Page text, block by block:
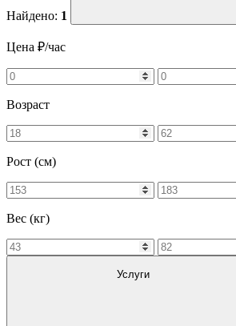
Найдено: 1
Цена ₽/час
Возраст
Рост (см)
Вес (кг)
Услуги